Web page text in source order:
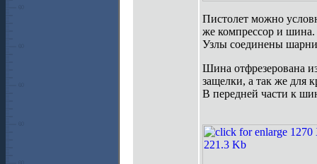
Пистолет можно
же компрессор и шина.
Узлы соединены
Шина отфрезерована
защелки, а так же для
В передней части к